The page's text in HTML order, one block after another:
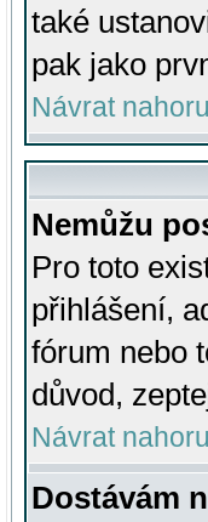
také
pak jako
Návrat nahoru
Nemůžu
Pro toto
přihlášení,
fórum nebo
důvod,
Návrat nahoru
Dostávám